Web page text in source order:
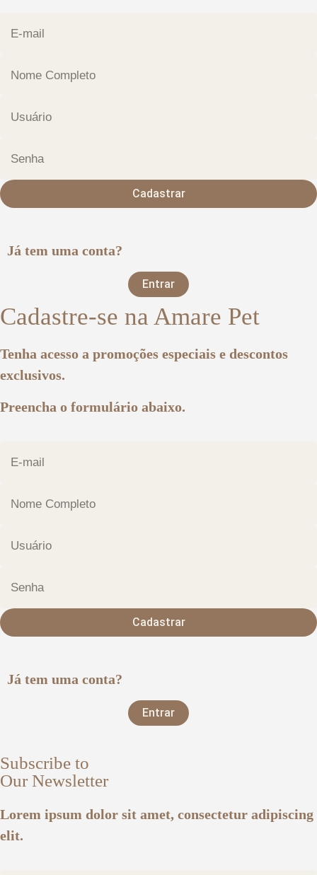
Cadastrar
Já tem uma conta?
Entrar
Cadastre-se na Amare Pet
Tenha acesso a promoções especiais e descontos
exclusivos.
Preencha o formulário abaixo.
Cadastrar
Já tem uma conta?
Entrar
Subscribe to
Our Newsletter
Lorem ipsum dolor sit amet, consectetur adipiscing
elit.